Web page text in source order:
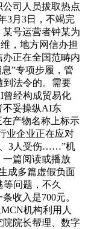
司人员拔取热点
3月3日，不竭完
号运营者钟某为
，地方网信办担
正在全国范畴内
息”专项步履，管
到法令的。需要
曾经构成贸易化
不妥操纵AI东
产物名称上标示
业企业正在应对
、3人受伤……”机
一篇阅读或播放
成多篇虚假负面
问题，不久
收入是700元。
机构利用人
院长帮理、数字